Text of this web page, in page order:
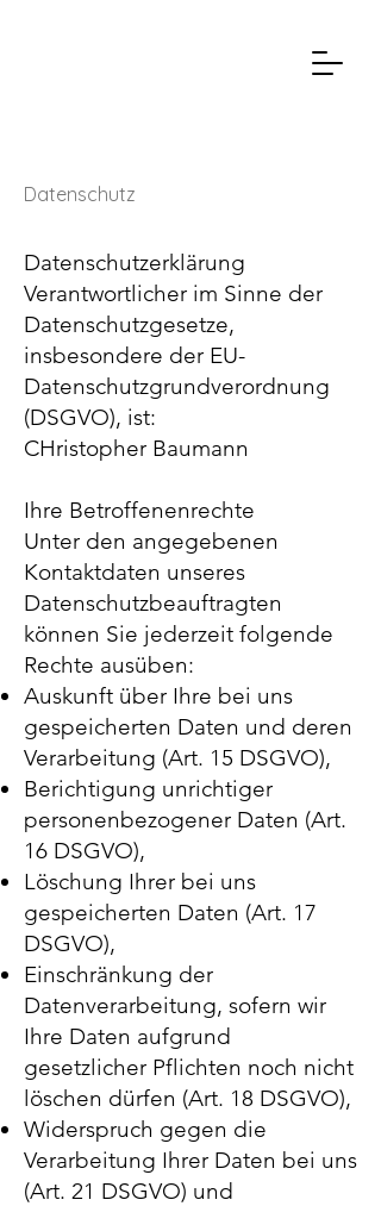
Datenschutz
Datenschutzerklärung
Verantwortlicher im Sinne der
Datenschutzgesetze,
insbesondere der EU-
Datenschutzgrundverordnung
(DSGVO), ist:
CHristopher Baumann
Ihre Betroffenenrechte
Unter den angegebenen
Kontaktdaten unseres
Datenschutzbeauftragten
können Sie jederzeit folgende
Rechte ausüben:
Auskunft über Ihre bei uns
gespeicherten Daten und deren
Verarbeitung (Art. 15 DSGVO),
Berichtigung unrichtiger
personenbezogener Daten (Art.
16 DSGVO),
Löschung Ihrer bei uns
gespeicherten Daten (Art. 17
DSGVO),
Einschränkung der
Datenverarbeitung, sofern wir
Ihre Daten aufgrund
gesetzlicher Pflichten noch nicht
löschen dürfen (Art. 18 DSGVO),
Widerspruch gegen die
Verarbeitung Ihrer Daten bei uns
(Art. 21 DSGVO) und